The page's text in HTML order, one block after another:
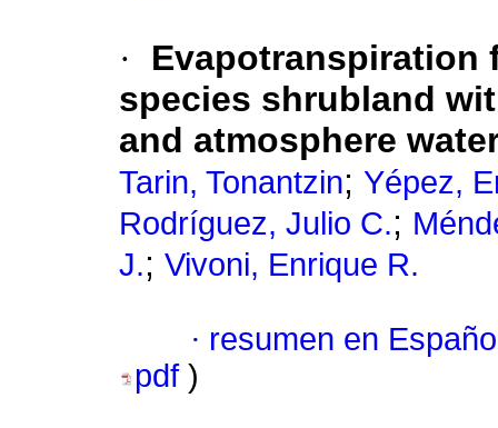
·
Evapotranspiration
species shrubland
and atmosphere
Tarin, Tonantzin; Yépez,
Rodríguez, Julio C.;
J.; Vivoni, Enrique R.
· resumen en
pdf )